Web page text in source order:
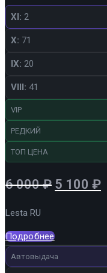
XI: 2
X: 71
IX: 20
VIII: 41
VIP
РЕДКИЙ
ТОП ЦЕНА
6 000₽
6
000 ₽.
5 100 ₽
Lesta RU
Подробнее
Автовыдача